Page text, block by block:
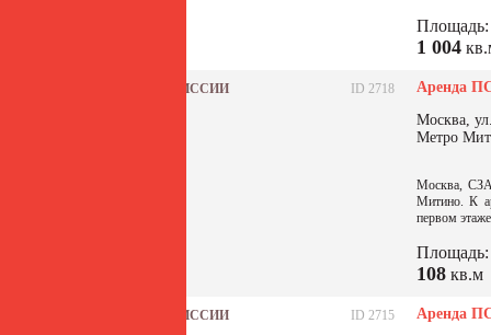
Площадь:
1 004
БЕЗ КОМИССИИ ID 2718
Аренда
Москва,
Метро
Москва,
Митино. К
первом
Площадь:
108 кв.м
БЕЗ КОМИССИИ ID 2715
Аренда